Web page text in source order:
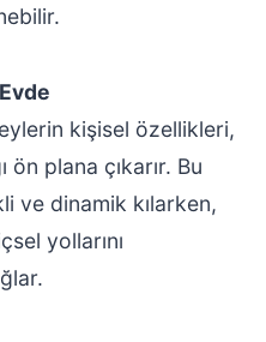
kişisel özellikleri,
ön plana çıkarır. Bu
ve dinamik kılarken,
yollarını